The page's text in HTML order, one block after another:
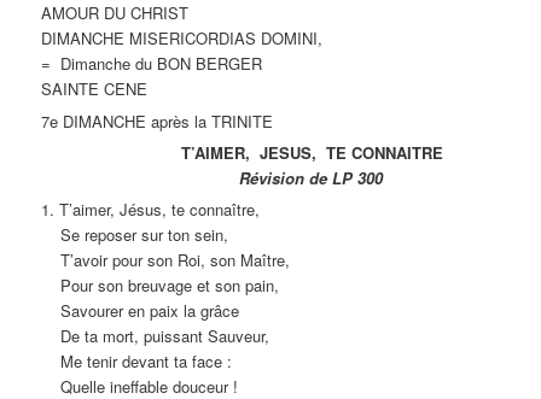
AMOUR DU CHRIST
DIMANCHE MISERICORDIAS DOMINI,
= Dimanche du BON BERGER
SAINTE CENE
7e DIMANCHE après la TRINITE
T’AIMER, JESUS, TE CONNAITRE
Révision de LP 300
1. T’aimer, Jésus, te connaître,
Se reposer sur ton sein,
T’avoir pour son Roi, son Maître,
Pour son breuvage et son pain,
Savourer en paix la grâce
De ta mort, puissant Sauveur,
Me tenir devant ta face :
Quelle ineffable douceur !